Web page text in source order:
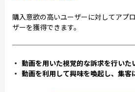
購入意欲の高いユーザーに対してアプ
ザーを獲得できます。
動画を用いた視覚的な訴求を行いた
動画を利用して興味を喚起し、集客